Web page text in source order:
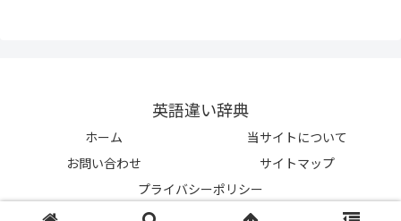
英語違い辞典
ホーム
当サイトについて
お問い合わせ
サイトマップ
プライバシーポリシー